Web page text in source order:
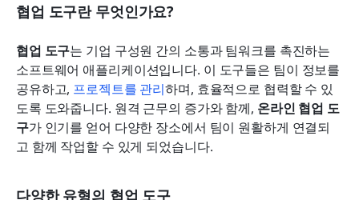
협업 도구란 무엇인가요?
협업 도구는 기업 구성원 간의 소통과 팀워크를 촉진하는
소프트웨어 애플리케이션입니다. 이 도구들은 팀이 정보를
공유하고, 프로젝트를 관리하며, 효율적으로 협력할 수 있
도록 도와줍니다. 원격 근무의 증가와 함께, 온라인 협업 도
구가 인기를 얻어 다양한 장소에서 팀이 원활하게 연결되
고 함께 작업할 수 있게 되었습니다.
다양한 유형의 협업 도구